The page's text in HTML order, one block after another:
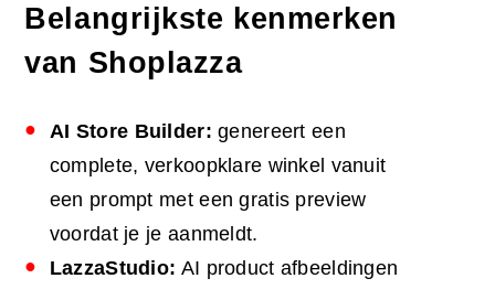
Belangrijkste kenmerken
van Shoplazza
AI Store Builder: genereert een
complete, verkoopklare winkel vanuit
een prompt met een gratis preview
voordat je je aanmeldt.
LazzaStudio: AI product afbeeldingen